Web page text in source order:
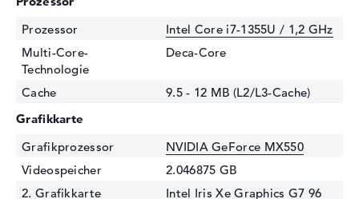
Prozessor
Intel Core i7-1355U / 1,2 GHz
Multi-Core-
Technologie
Deca-Core
Cache
9.5 - 12 MB (L2/L3-Cache)
Grafikkarte
Grafikprozessor
NVIDIA GeForce MX550
Videospeicher
2.046875 GB
2. Grafikkarte
Intel Iris Xe Graphics G7 96